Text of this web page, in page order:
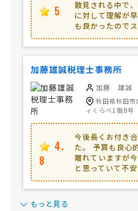
5
散見される中で
に対して理解が
も良かったので
加藤雄誠税理士事務所
加藤 雄誠
秋田県秋田
ィくらべ1階B号
4.
8
今後長くお付き
た。 予算も良心
離れていますが
と思っていて不
もっと見る